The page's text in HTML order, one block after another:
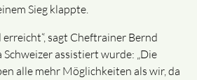
Sieg klappte.
sagt Cheftrainer Bernd
assistiert wurde: „Die
alle mehr Möglichkeiten als wir, da